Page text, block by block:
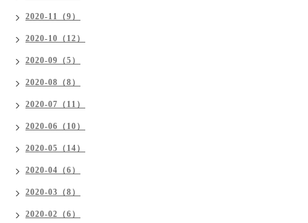
2020-11（9）
2020-10（12）
2020-09（5）
2020-08（8）
2020-07（11）
2020-06（10）
2020-05（14）
2020-04（6）
2020-03（8）
2020-02（6）